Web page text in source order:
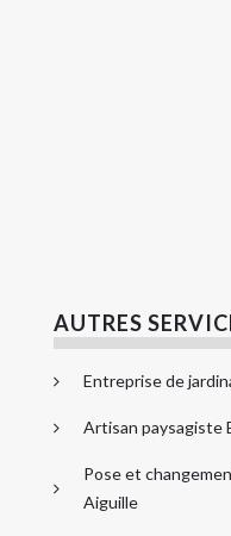
AUTRES
Entreprise de
Artisan paysagiste
Pose et
Aiguille